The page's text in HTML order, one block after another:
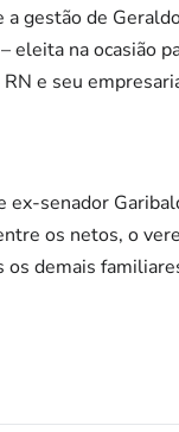
gestão de
na ocasião
e seu
senador
os netos, o
demais